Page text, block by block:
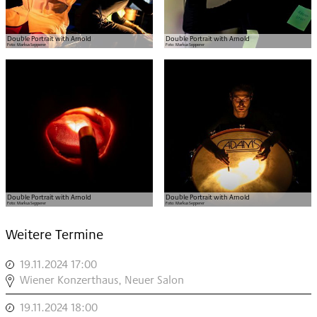
Double Portrait with Arnold
Foto: Markus Sepperer
Double Portrait with Arnold
Foto: Markus Sepperer
Double Portrait with Arnold
Foto: Markus Sepperer
Double Portrait with Arnold
Foto: Markus Sepperer
Weitere Termine
19.11.2024 17:00
MANOS
TSANGARIS:
ARNOLD
Wiener Konzerthaus, Neuer Salon
19.11.2024 18:00